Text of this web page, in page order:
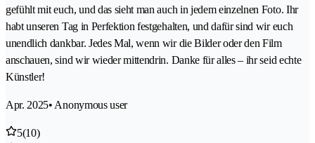
gefühlt mit euch, und das sieht man auch in jedem einzelnen Foto. Ihr
habt unseren Tag in Perfektion festgehalten, und dafür sind wir euch
unendlich dankbar. Jedes Mal, wenn wir die Bilder oder den Film
anschauen, sind wir wieder mittendrin. Danke für alles – ihr seid echte
Künstler!
Apr. 2025• Anonymous user
5(10)